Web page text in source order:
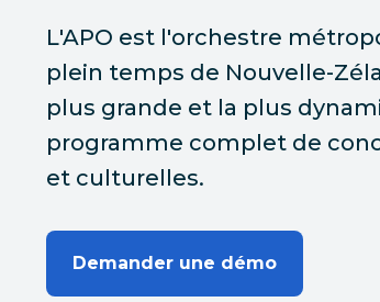
L'APO est l'orchestre
plein temps de Nouvelle-
plus grande et la plus
programme complet de
et culturelles.
Demander une démo